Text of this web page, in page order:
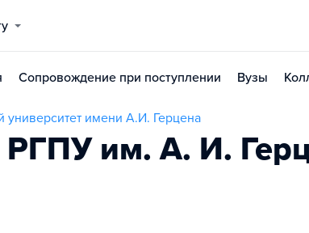
Сопровождение при поступлении Вузы
университет имени А.И. Герцена
РГПУ им. А. И.